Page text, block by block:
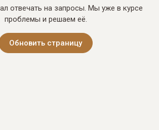
отвечать на запросы. Мы уже в курсе
проблемы и решаем её.
Обновить страницу